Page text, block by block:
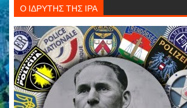
Ο ΙΔΡΥΤΗΣ ΤΗΣ ΙΡΑ